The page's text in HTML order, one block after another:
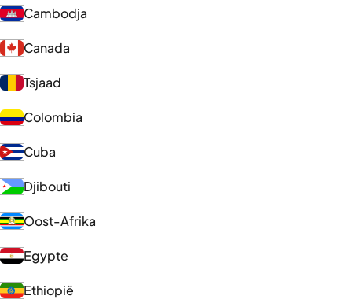
Cambodja
Canada
Tsjaad
Colombia
Cuba
Djibouti
Oost-Afrika
Egypte
Ethiopië